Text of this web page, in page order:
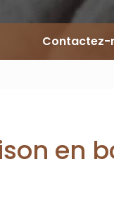
Contactez-
en